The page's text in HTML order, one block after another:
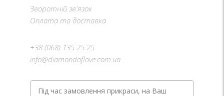
Зворотній зв'язок
Оплата та доставка
+38 (068) 135 25 25
info@diamondoflove.com.ua
Під час замовлення прикраси, на Ваш